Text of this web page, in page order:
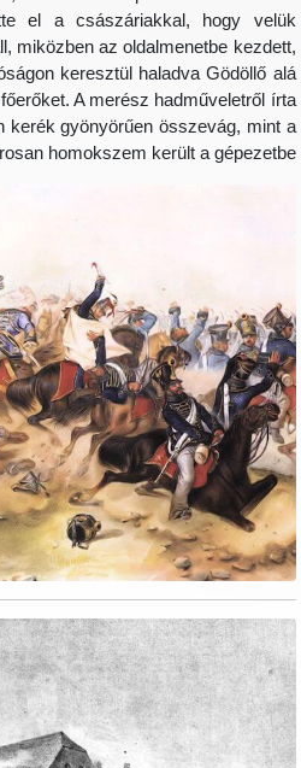
hitette el a császáriakkal,
áll, miközben az
a Tápióságon keresztül haladva
főerőket. A merész
„minden kerék gyönyörűen
hamarosan homokszem került a